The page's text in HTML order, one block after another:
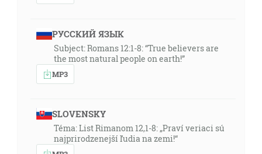
РУССКИЙ ЯЗЫК
Subject: Romans 12:1-8: “True believers are
the most natural people on earth!”
MP3
SLOVENSKY
Téma: List Rimanom 12,1-8: „Praví veriaci sú
najprirodzenejší ľudia na zemi!“